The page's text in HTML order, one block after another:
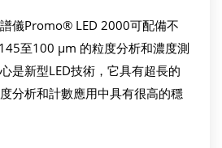
儀Promo® LED 2000可配備不
至100 µm 的粒度分析和濃度測
是新型LED技術，它具有超長的
分析和計數應用中具有很高的穩